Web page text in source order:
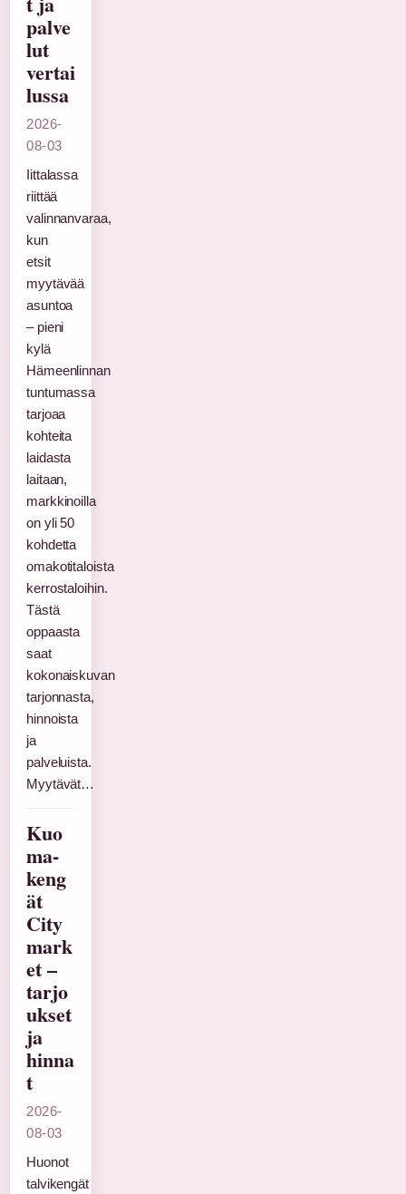
palve
lut
vertai
lussa
2026-
08-03
Iittalassa
riittää
valinnanvaraa,
kun
etsit
myytävää
asuntoa
– pieni
kylä
Hämeenlinnan
tuntumassa
tarjoaa
kohteita
laidasta
laitaan,
markkinoilla
on yli 50
kohdetta
omakotitaloista
kerrostaloihin.
Tästä
oppaasta
saat
kokonaiskuvan
tarjonnasta,
hinnoista
ja
palveluista.
Myytävät…
Kuo
ma-
keng
ät
City
mark
et –
tarjo
ukset
ja
hinna
t
2026-
08-03
Huonot
talvikengät